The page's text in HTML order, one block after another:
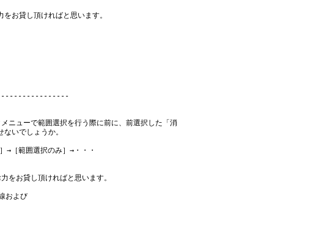
お貸し頂ければと思います。
ニューで範囲選択を行う際に前に、前選択した「消
いでしょうか。
→［範囲選択のみ］→・・・
をお貸し頂ければと思います。
および